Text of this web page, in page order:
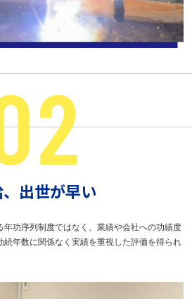
出世が早い
年功序列制度ではなく、業績や会社への功績度
年数に関係なく実績を重視した評価を得られ